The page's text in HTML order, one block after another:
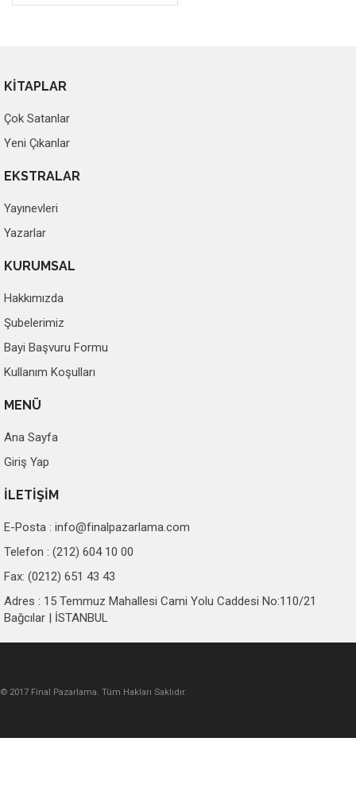
KİTAPLAR
Çok Satanlar
Yeni Çıkanlar
EKSTRALAR
Yayınevleri
Yazarlar
KURUMSAL
Hakkımızda
Şubelerimiz
Bayi Başvuru Formu
Kullanım Koşulları
MENÜ
Ana Sayfa
Giriş Yap
İLETİŞİM
E-Posta : info@finalpazarlama.com
Telefon : (212) 604 10 00
Fax: (0212) 651 43 43
Adres : 15 Temmuz Mahallesi Cami Yolu Caddesi No:110/21
Bağcılar | İSTANBUL
© 2017 Final Pazarlama. Tüm Hakları Saklıdır.